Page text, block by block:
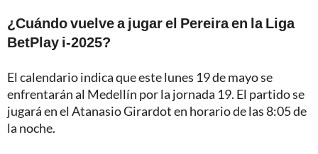
¿Cuándo vuelve a jugar el Pereira en la Liga
BetPlay i-2025?
El calendario indica que este lunes 19 de mayo se
enfrentarán al Medellín por la jornada 19. El partido se
jugará en el Atanasio Girardot en horario de las 8:05 de
la noche.